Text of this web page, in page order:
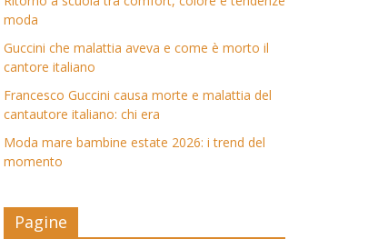
moda
Guccini che malattia aveva e come è morto il
cantore italiano
Francesco Guccini causa morte e malattia del
cantautore italiano: chi era
Moda mare bambine estate 2026: i trend del
momento
Pagine